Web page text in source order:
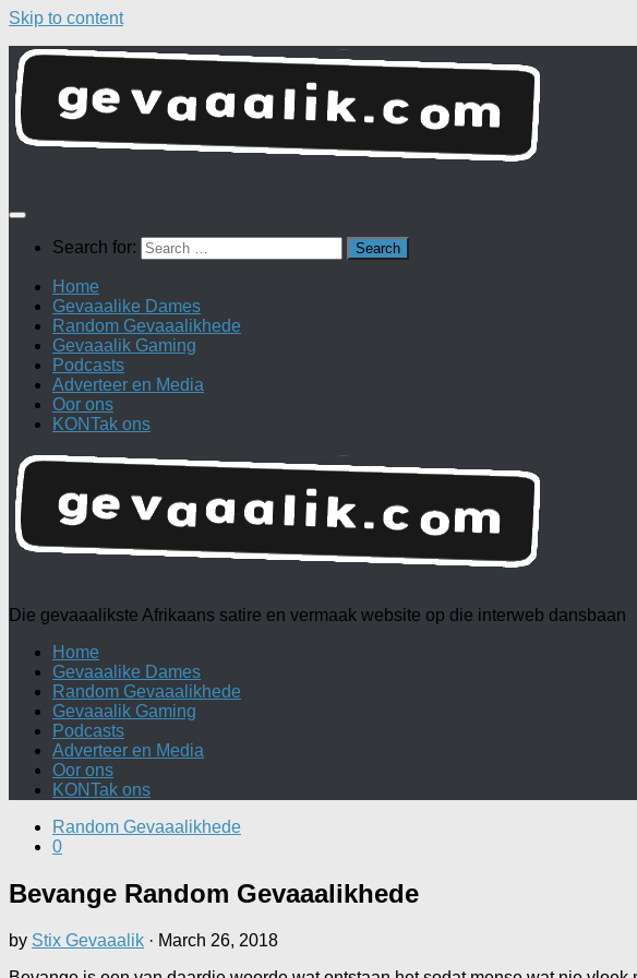
Skip to content
Search for:
Home
Gevaaalike Dames
Random Gevaaalikhede
Gevaaalik Gaming
Podcasts
Adverteer en Media
Oor ons
KONTak ons
Die gevaaalikste Afrikaans satire en vermaak website op die interweb dansbaan
Home
Gevaaalike Dames
Random Gevaaalikhede
Gevaaalik Gaming
Podcasts
Adverteer en Media
Oor ons
KONTak ons
Random Gevaaalikhede
0
Bevange Random Gevaaalikhede
by Stix Gevaaalik · March 26, 2018